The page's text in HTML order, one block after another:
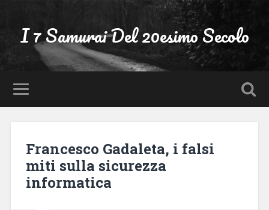
I 7 Samurai Del 20esimo Secolo
Francesco Gadaleta, i falsi
miti sulla sicurezza
informatica